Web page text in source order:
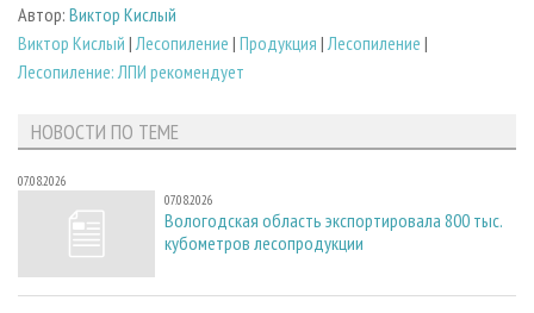
Автор: Виктор Кислый
Виктор Кислый |Лесопиление | Продукция |Лесопиление |
Лесопиление: ЛПИ рекомендует
НОВОСТИ ПО ТЕМЕ
07.08.2026
07.08.2026
Вологодская область экспортировала 800 тыс.
кубометров лесопродукции